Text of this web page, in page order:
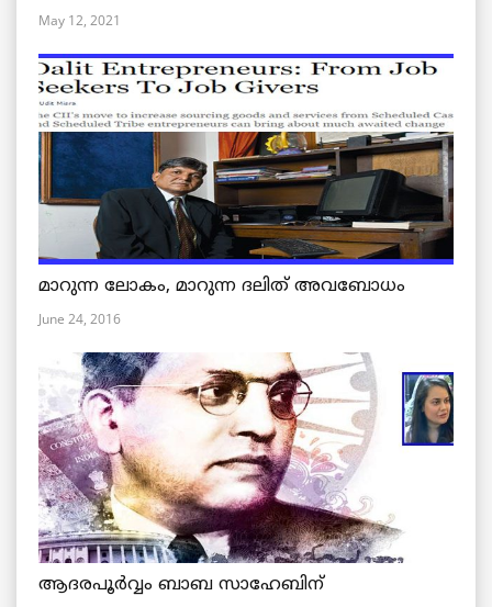
May 12, 2021
മാറുന്ന ലോകം, മാറുന്ന ദലിത് അവബോധം
June 24, 2016
ആദരപൂര്‍വ്വം ബാബ സാഹേബിന്